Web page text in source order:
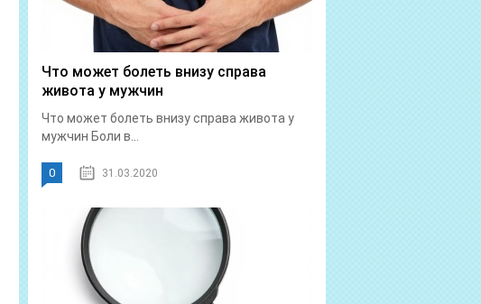
Что может болеть внизу справа
живота у мужчин
Что может болеть внизу справа живота у
мужчин Боли в...
0 31.03.2020